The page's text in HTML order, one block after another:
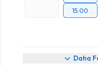
15:00
Daha